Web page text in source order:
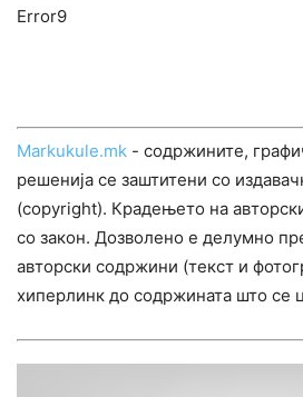
Error9
Markukule.mk - содржините,
решенија се заштитени со
(copyright). Крадењето на
со закон. Дозволено е делумно
авторски содржини (текст и
хиперлинк до содржината што се